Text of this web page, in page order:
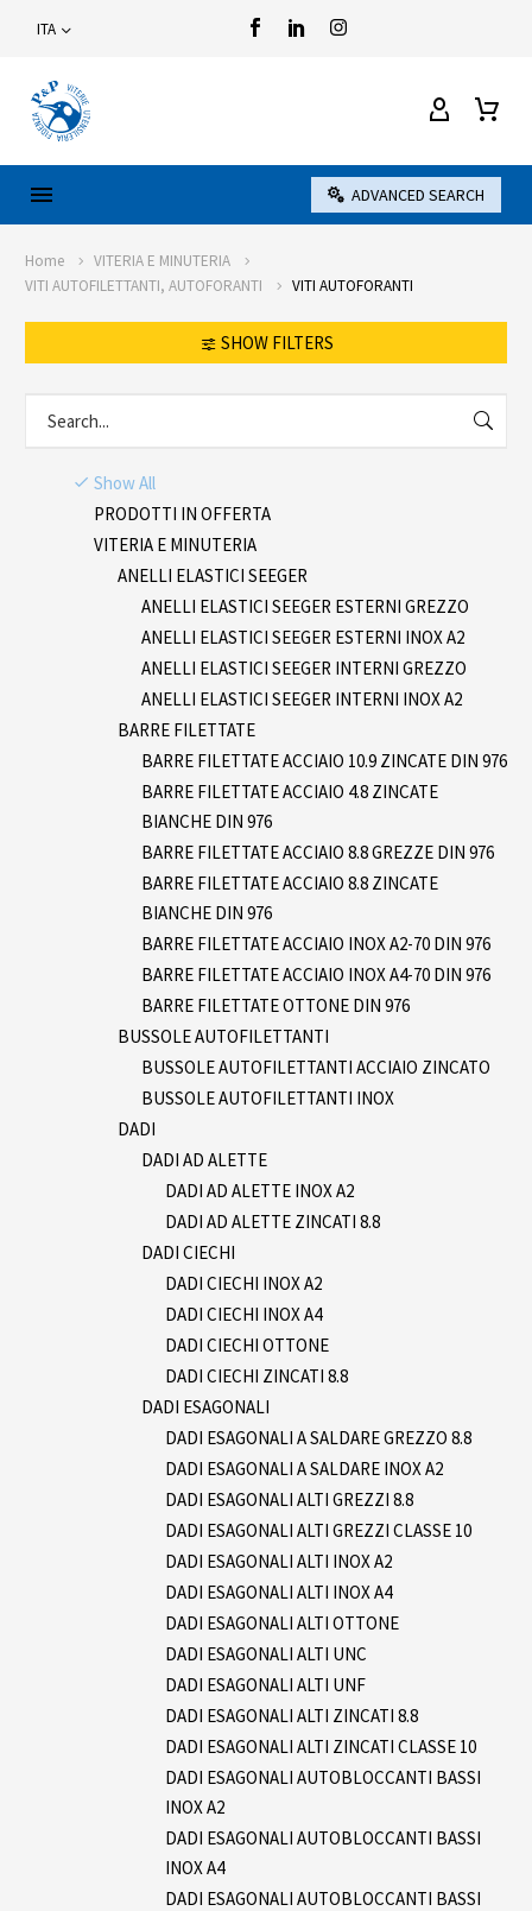
ITA
ADVANCED SEARCH
Home
VITERIA E MINUTERIA
VITI AUTOFILETTANTI, AUTOFORANTI
VITI AUTOFORANTI
SHOW FILTERS
Show All
PRODOTTI IN OFFERTA
VITERIA E MINUTERIA
ANELLI ELASTICI SEEGER
ANELLI ELASTICI SEEGER ESTERNI GREZZO
ANELLI ELASTICI SEEGER ESTERNI INOX A2
ANELLI ELASTICI SEEGER INTERNI GREZZO
ANELLI ELASTICI SEEGER INTERNI INOX A2
BARRE FILETTATE
BARRE FILETTATE ACCIAIO 10.9 ZINCATE DIN 976
BARRE FILETTATE ACCIAIO 4.8 ZINCATE
BIANCHE DIN 976
BARRE FILETTATE ACCIAIO 8.8 GREZZE DIN 976
BARRE FILETTATE ACCIAIO 8.8 ZINCATE
BIANCHE DIN 976
BARRE FILETTATE ACCIAIO INOX A2-70 DIN 976
BARRE FILETTATE ACCIAIO INOX A4-70 DIN 976
BARRE FILETTATE OTTONE DIN 976
BUSSOLE AUTOFILETTANTI
BUSSOLE AUTOFILETTANTI ACCIAIO ZINCATO
BUSSOLE AUTOFILETTANTI INOX
DADI
DADI AD ALETTE
DADI AD ALETTE INOX A2
DADI AD ALETTE ZINCATI 8.8
DADI CIECHI
DADI CIECHI INOX A2
DADI CIECHI INOX A4
DADI CIECHI OTTONE
DADI CIECHI ZINCATI 8.8
DADI ESAGONALI
DADI ESAGONALI A SALDARE GREZZO 8.8
DADI ESAGONALI A SALDARE INOX A2
DADI ESAGONALI ALTI GREZZI 8.8
DADI ESAGONALI ALTI GREZZI CLASSE 10
DADI ESAGONALI ALTI INOX A2
DADI ESAGONALI ALTI INOX A4
DADI ESAGONALI ALTI OTTONE
DADI ESAGONALI ALTI UNC
DADI ESAGONALI ALTI UNF
DADI ESAGONALI ALTI ZINCATI 8.8
DADI ESAGONALI ALTI ZINCATI CLASSE 10
DADI ESAGONALI AUTOBLOCCANTI BASSI
INOX A2
DADI ESAGONALI AUTOBLOCCANTI BASSI
INOX A4
DADI ESAGONALI AUTOBLOCCANTI BASSI